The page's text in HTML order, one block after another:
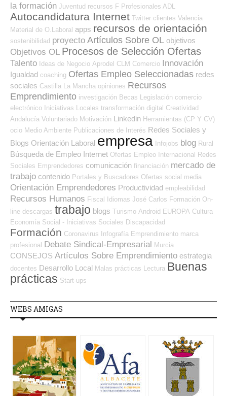
la formación Juventud recursos F Profesionales ADL
Autocandidatura Internet Twitter clientes Valencia
Material de O.Laboral apps recursos de orientación
sostenibilidad proyecto Artículos Sobre OL objetivos
Objetivos OL Procesos de Selección Ofertas
Talento Ideas de Negocio Aprodel CLM Comercio Innovación
Igualdad coaching Ofertas Empleo Seleccionadas redes
sociales Castilla La Mancha opiniones Recursos
Emprendimiento investigación Becas Legislación comercio
electrónico Iniciativas Locales transformación digital Creatividad
Andalucía Voluntariado Motivación Linkedin Herramientas (CP Y CV)
ocio Medio Ambiente Publicaciones de Interés Redes Sociales y
Blogs Orientación Laboral empresa Infojobs blog Rural
Búsqueda de Empleo Internet Ofertas Empleo Internacional Redes
Sociales Emprendedores comunicación financiación mercado de
trabajo contenido Portales y Buscadores Ofertas social media
Orientación Emprendedores Productividad empleabilidad
Recursos Humanos Fiscal Idiomas José Carlos Formación On-
line descargas trabajo blogs Turismo Android EUROPA Cultura
Economía Social - Iniciativas Sociales Discapacidad
Formación Coronavirus Infografía Emprendimiento marca
profesional Debate Sindical-Empresarial Murcia
CONSEJOS Artículos Sobre Emprendimiento estrategia
docentes Desarrollo Local Malas prácticas Lectura Buenas
prácticas Start-ups
WEBS AMIGAS